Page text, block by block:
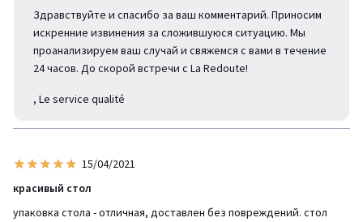
Здравствуйте и спасибо за ваш комментарий. Приносим
искренние извинения за сложившуюся ситуацию. Мы
проанализируем ваш случай и свяжемся с вами в течение
24 часов. До скорой встречи с La Redoute!
, Le service qualité
15/04/2021
красивый стол
упаковка стола - отличная, доставлен без повреждений. стол